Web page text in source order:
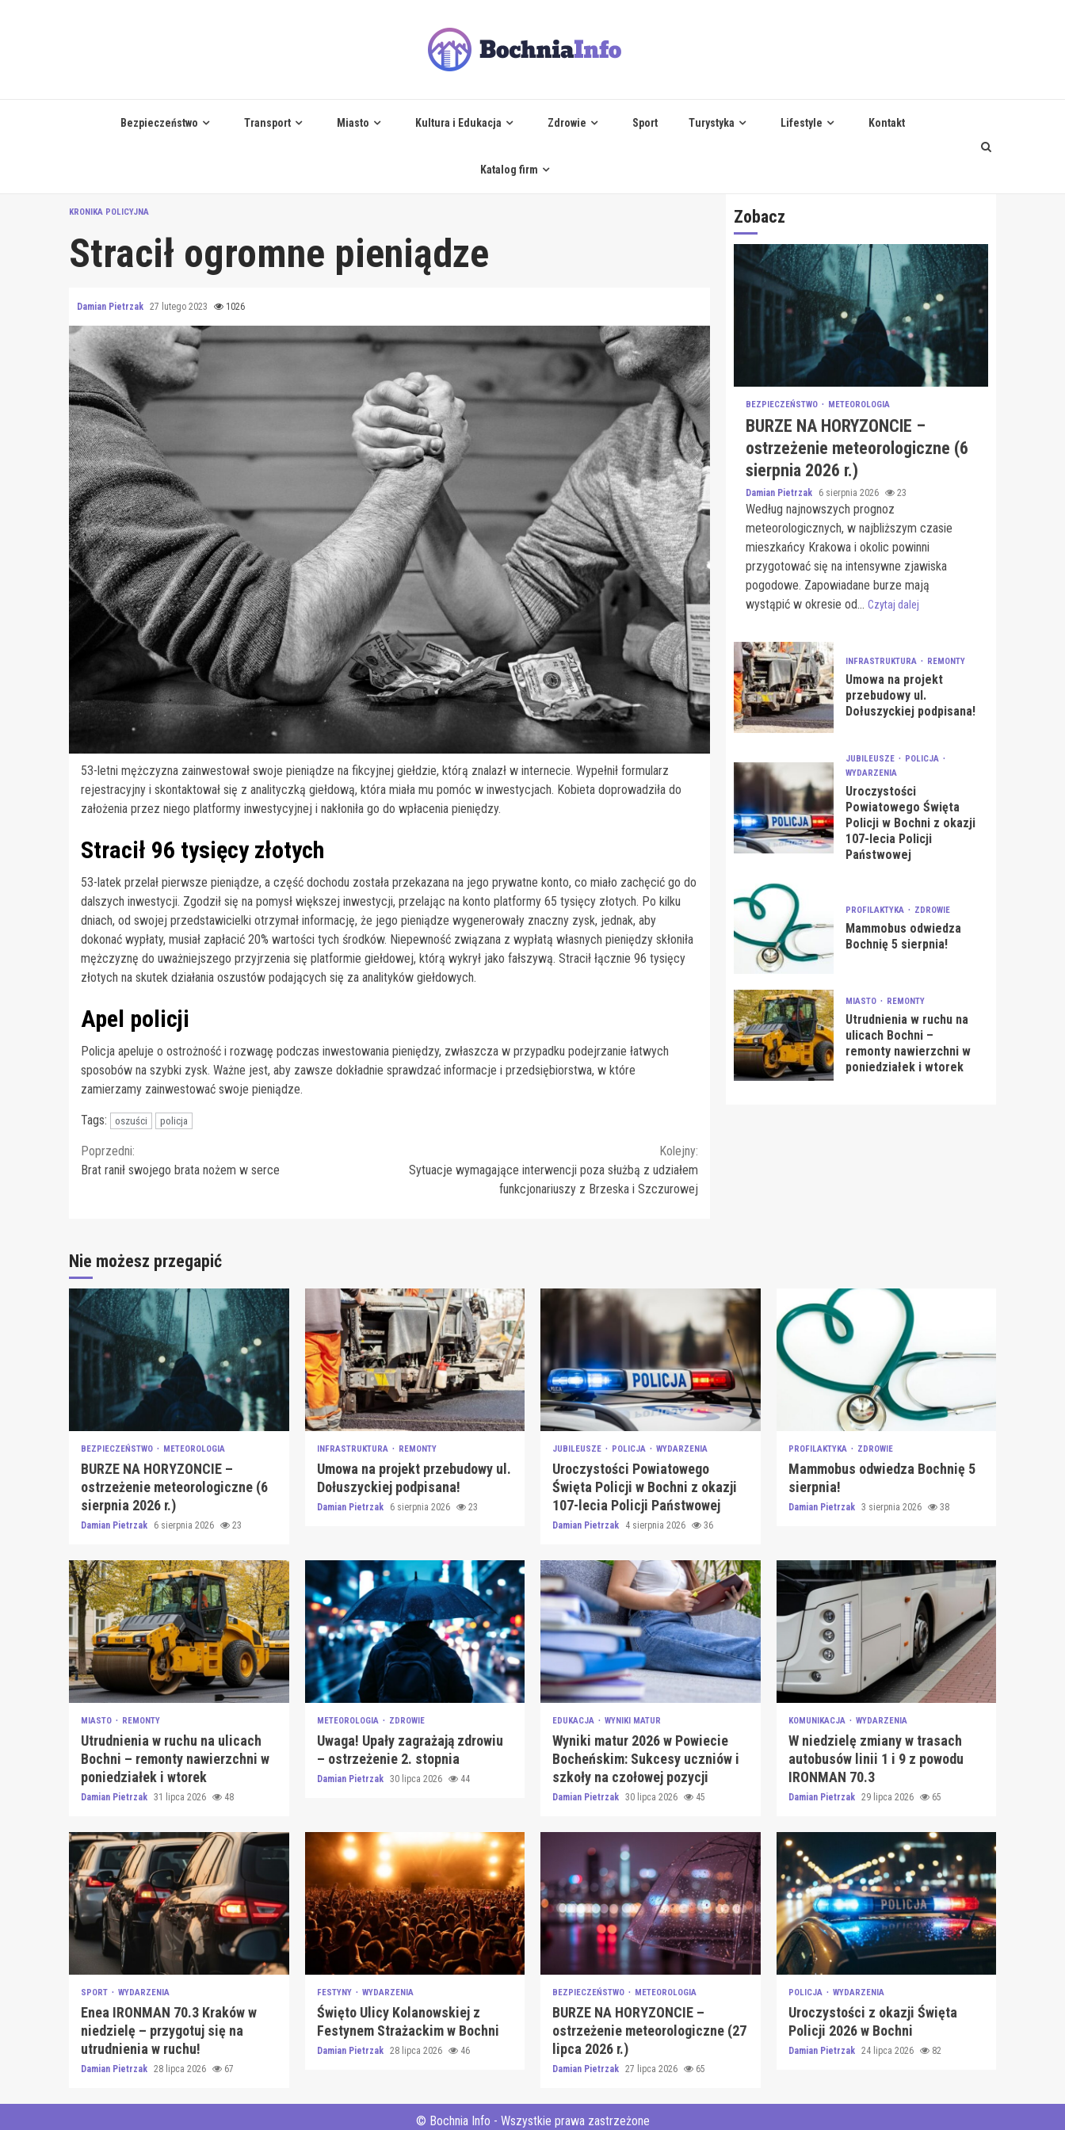
Bezpieczeństwo Transport Miasto Kultura i Edukacja Zdrowie Sport Turystyka Lifestyle Kontakt
Katalog firm
KRONIKA POLICYJNA
Stracił ogromne pieniądze
Damian Pietrzak 27 lutego 2023 1026
53-letni mężczyzna zainwestował swoje pieniądze na fikcyjnej giełdzie, którą znalazł w internecie. Wypełnił formularz
rejestracyjny i skontaktował się z analityczką giełdową, która miała mu pomóc w inwestycjach. Kobieta doprowadziła do
założenia przez niego platformy inwestycyjnej i nakłoniła go do wpłacenia pieniędzy.
Stracił 96 tysięcy złotych
53-latek przelał pierwsze pieniądze, a część dochodu została przekazana na jego prywatne konto, co miało zachęcić go do
dalszych inwestycji. Zgodził się na pomysł większej inwestycji, przelając na konto platformy 65 tysięcy złotych. Po kilku
dniach, od swojej przedstawicielki otrzymał informację, że jego pieniądze wygenerowały znaczny zysk, jednak, aby
dokonać wypłaty, musiał zapłacić 20% wartości tych środków. Niepewność związana z wypłatą własnych pieniędzy skłoniła
mężczyznę do uważniejszego przyjrzenia się platformie giełdowej, którą wykrył jako fałszywą. Stracił łącznie 96 tysięcy
złotych na skutek działania oszustów podających się za analityków giełdowych.
Apel policji
Policja apeluje o ostrożność i rozwagę podczas inwestowania pieniędzy, zwłaszcza w przypadku podejrzanie łatwych
sposobów na szybki zysk. Ważne jest, aby zawsze dokładnie sprawdzać informacje i przedsiębiorstwa, w które
zamierzamy zainwestować swoje pieniądze.
Tags: oszuści policja
Continue
Poprzedni:
Brat ranił swojego brata nożem w serce
Kolejny:
Sytuacje wymagające interwencji poza służbą z udziałem
funkcjonariuszy z Brzeska i Szczurowej
Zobacz
BEZPIECZEŃSTWO METEOROLOGIA
BURZE NA HORYZONCIE –
ostrzeżenie meteorologiczne (6
sierpnia 2026 r.)
Damian Pietrzak 6 sierpnia 2026 23
Według najnowszych prognoz
meteorologicznych, w najbliższym czasie
mieszkańcy Krakowa i okolic powinni
przygotować się na intensywne zjawiska
pogodowe. Zapowiadane burze mają
wystąpić w okresie od... Czytaj dalej
INFRASTRUKTURA REMONTY
Umowa na projekt
przebudowy ul.
Dołuszyckiej podpisana!
JUBILEUSZE
POLICJA
WYDARZENIA
Uroczystości
Powiatowego Święta
Policji w Bochni z okazji
107-lecia Policji
Państwowej
PROFILAKTYKA ZDROWIE
Mammobus odwiedza
Bochnię 5 sierpnia!
MIASTO REMONTY
Utrudnienia w ruchu na
ulicach Bochni –
remonty nawierzchni w
poniedziałek i wtorek
Nie możesz przegapić
BEZPIECZEŃSTWO METEOROLOGIA
BURZE NA HORYZONCIE –
ostrzeżenie meteorologiczne (6
sierpnia 2026 r.)
Damian Pietrzak 6 sierpnia 2026 23
INFRASTRUKTURA REMONTY
Umowa na projekt przebudowy ul.
Dołuszyckiej podpisana!
Damian Pietrzak 6 sierpnia 2026 23
JUBILEUSZE POLICJA WYDARZENIA
Uroczystości Powiatowego
Święta Policji w Bochni z okazji
107-lecia Policji Państwowej
Damian Pietrzak 4 sierpnia 2026 36
PROFILAKTYKA ZDROWIE
Mammobus odwiedza Bochnię 5
sierpnia!
Damian Pietrzak 3 sierpnia 2026 38
MIASTO REMONTY
Utrudnienia w ruchu na ulicach
Bochni – remonty nawierzchni w
poniedziałek i wtorek
Damian Pietrzak 31 lipca 2026 48
METEOROLOGIA ZDROWIE
Uwaga! Upały zagrażają zdrowiu
– ostrzeżenie 2. stopnia
Damian Pietrzak 30 lipca 2026 44
EDUKACJA WYNIKI MATUR
Wyniki matur 2026 w Powiecie
Bocheńskim: Sukcesy uczniów i
szkoły na czołowej pozycji
Damian Pietrzak 30 lipca 2026 45
KOMUNIKACJA WYDARZENIA
W niedzielę zmiany w trasach
autobusów linii 1 i 9 z powodu
IRONMAN 70.3
Damian Pietrzak 29 lipca 2026 65
SPORT WYDARZENIA
Enea IRONMAN 70.3 Kraków w
niedzielę – przygotuj się na
utrudnienia w ruchu!
Damian Pietrzak 28 lipca 2026 67
FESTYNY WYDARZENIA
Święto Ulicy Kolanowskiej z
Festynem Strażackim w Bochni
Damian Pietrzak 28 lipca 2026 46
BEZPIECZEŃSTWO METEOROLOGIA
BURZE NA HORYZONCIE –
ostrzeżenie meteorologiczne (27
lipca 2026 r.)
Damian Pietrzak 27 lipca 2026 65
POLICJA WYDARZENIA
Uroczystości z okazji Święta
Policji 2026 w Bochni
Damian Pietrzak 24 lipca 2026 82
© Bochnia Info - Wszystkie prawa zastrzeżone